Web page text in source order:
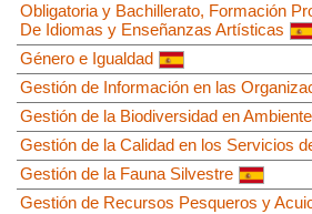
Obligatoria y Bachillerato, Formación
De Idiomas y Enseñanzas Artísticas
Género e Igualdad
Gestión de Información en las
Gestión de la Biodiversidad en
Gestión de la Calidad en los Servicios
Gestión de la Fauna Silvestre
Gestión de Recursos Pesqueros y